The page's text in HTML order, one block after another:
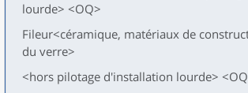
lourde> <OQ>
Fileur<céramique, matériaux de
du verre>
<hors pilotage d'installation lourde>